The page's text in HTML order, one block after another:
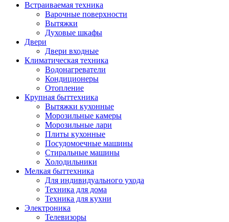
Встраиваемая техника
Варочные поверхности
Вытяжки
Духовые шкафы
Двери
Двери входные
Климатическая техника
Водонагреватели
Кондиционеры
Отопление
Крупная быттехника
Вытяжки кухонные
Морозильные камеры
Морозильные лари
Плиты кухонные
Посудомоечные машины
Стиральные машины
Холодильники
Мелкая быттехника
Для индивидуального ухода
Техника для дома
Техника для кухни
Электроника
Телевизоры